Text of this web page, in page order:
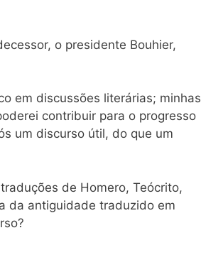
o presidente Bouhier,
em discussões literárias; minhas
contribuir para o progresso
um discurso útil, do que um
de Homero, Teócrito,
da antiguidade traduzido em